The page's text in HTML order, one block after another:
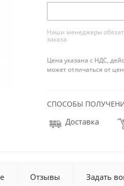
Наши менеджеры
заказа
Цена указана с НДС,
может отличаться от
СПОСОБЫ
Доставка
Отзывы Задать